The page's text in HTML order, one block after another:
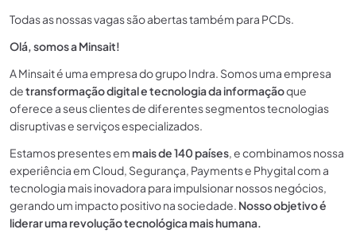
Todas as nossas vagas são abertas também para PCDs.
Olá, somos a Minsait!
A Minsait é uma empresa do grupo Indra. Somos uma empresa
detransformação digital e tecnologia da informaçãoque
oferece a seus clientes de diferentes segmentos tecnologias
disruptivas e serviços especializados.
Estamos presentes em mais de 140 países, e combinamos nossa
experiência em Cloud, Segurança, Payments e Phygital com a
tecnologia mais inovadora para impulsionar nossos negócios,
gerando um impacto positivo na sociedade. Nosso objetivo é
liderar uma revolução tecnológica mais humana.